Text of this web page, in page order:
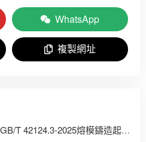
WhatsApp
複製網址
鑄件拔模斜度一般多少？ GB/T 42124.3-2025熔模鑄造起模斜度表